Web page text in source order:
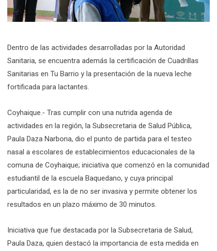
Dentro de las actividades desarrolladas por la Autoridad
Sanitaria, se encuentra además la certificación de Cuadrillas
Sanitarias en Tu Barrio y la presentación de la nueva leche
fortificada para lactantes.
Coyhaique.- Tras cumplir con una nutrida agenda de
actividades en la región, la Subsecretaria de Salud Pública,
Paula Daza Narbona, dio el punto de partida para el testeo
nasal a escolares de establecimientos educacionales de la
comuna de Coyhaique; iniciativa que comenzó en la comunidad
estudiantil de la escuela Baquedano, y cuya principal
particularidad, es la de no ser invasiva y permite obtener los
resultados en un plazo máximo de 30 minutos.
Iniciativa que fue destacada por la Subsecretaria de Salud,
Paula Daza, quien destacó la importancia de esta medida en